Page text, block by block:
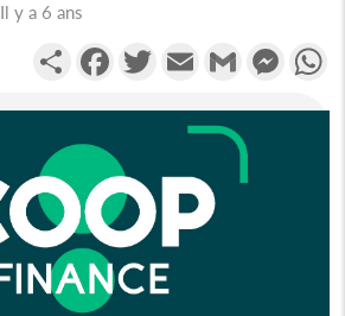
Il y a 6 ans
PartagerFacebookTwitterEmail Gmail